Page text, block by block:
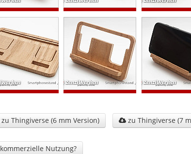
zu Thingiverse (6 mm Version)  zu Thingiverse (7
kommerzielle Nutzung?